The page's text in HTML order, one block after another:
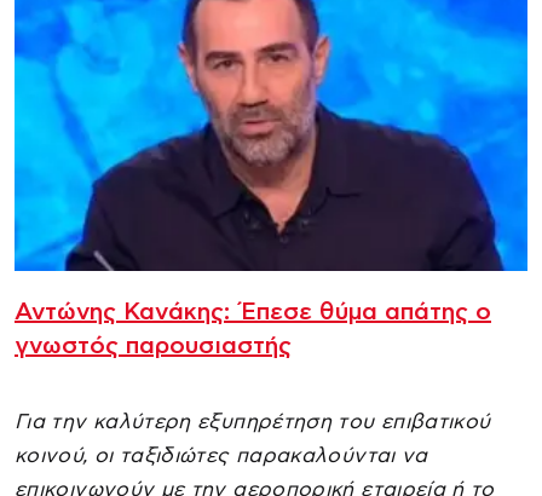
Αντώνης Κανάκης: Έπεσε θύμα απάτης ο
γνωστός παρουσιαστής
Για την καλύτερη εξυπηρέτηση του επιβατικού
κοινού, οι ταξιδιώτες παρακαλούνται να
επικοινωνούν με την αεροπορική εταιρεία ή το